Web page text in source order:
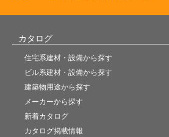
カタログ
住宅系建材・設備から探す
ビル系建材・設備から探す
建築物用途から探す
メーカーから探す
新着カタログ
カタログ掲載情報